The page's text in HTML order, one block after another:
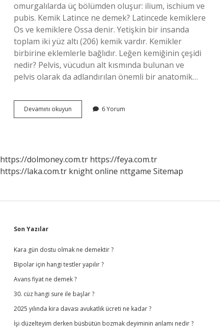
omurgalılarda üç bölümden oluşur: ilium, ischium ve
pubis. Kemik Latince ne demek? Latincede kemiklere
Os ve kemiklere Ossa denir. Yetişkin bir insanda
toplam iki yüz altı (206) kemik vardır. Kemikler
birbirine eklemlerle bağlıdır. Leğen kemiğinin çeşidi
nedir? Pelvis, vücudun alt kısmında bulunan ve
pelvis olarak da adlandırılan önemli bir anatomik…
Devamını okuyun
Kemiğinin
6 Yorum
https://dolmoney.com.tr https://feya.com.tr
https://laka.com.tr knight online nttgame Sitemap
Sidebar
Son Yazılar
Kara gün dostu olmak ne demektir ?
Bipolar için hangi testler yapılır ?
Avans fiyat ne demek ?
30. cüz hangi sure ile başlar ?
2025 yılında kira davası avukatlık ücreti ne kadar ?
İşi düzelteyim derken büsbütün bozmak deyiminin anlamı nedir ?